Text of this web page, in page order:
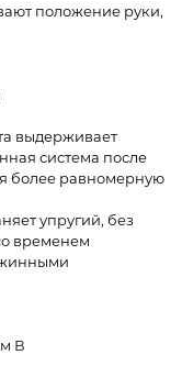
положение руки,
выдерживает
система после
более равномерную
упругий, без
временем
В